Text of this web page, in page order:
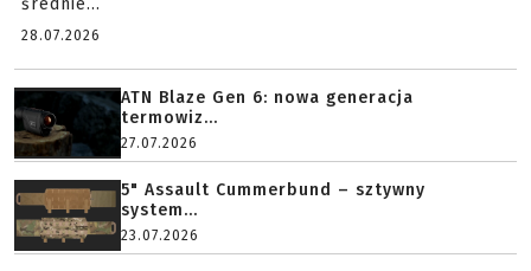
średnie...
28.07.2026
ATN Blaze Gen 6: nowa generacja
termowiz...
27.07.2026
5" Assault Cummerbund – sztywny
system...
23.07.2026